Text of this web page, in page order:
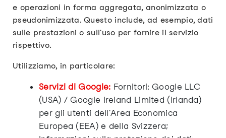
e operazioni in forma aggregata, anonimizzata o
pseudonimizzata. Questo include, ad esempio, dati
sulle prestazioni o sull'uso per fornire il servizio
rispettivo.
Utilizziamo, in particolare:
Servizi di Google: Fornitori: Google LLC
(USA) / Google Ireland Limited (Irlanda)
per gli utenti dell'Area Economica
Europea (EEA) e della Svizzera;